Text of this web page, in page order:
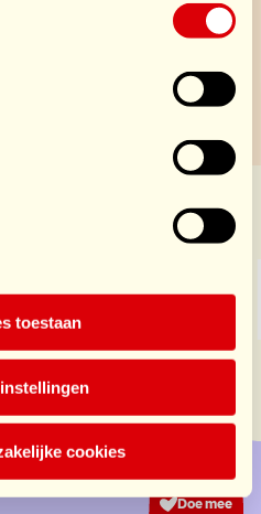
toestaan
cookies
Doe mee